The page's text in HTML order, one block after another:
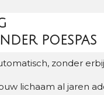
POESPAS
zonder
lichaam al jaren